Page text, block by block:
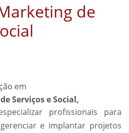
de
em
Serviços e Social,
profissionais para
e implantar projetos